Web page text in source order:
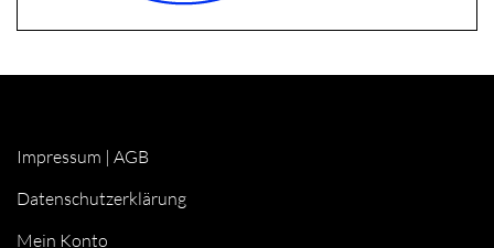
Impressum | AGB
Datenschutzerklärung
Mein Konto